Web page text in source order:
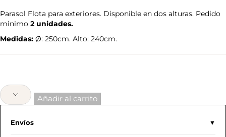
Parasol Flota para exteriores. Disponible en dos alturas. Pedido
minimo 2 unidades.
Medidas: Ø: 250cm. Alto: 240cm.
Añadir al carrito
Envíos